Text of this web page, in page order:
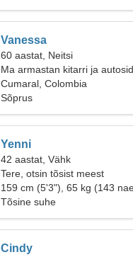
Vanessa
60 aastat, Neitsi
Ma armastan kitarri ja autosid
Cumaral, Colombia
Sõprus
Yenni
42 aastat, Vähk
Tere, otsin tõsist meest
159 cm (5'3"), 65 kg (143
Tõsine suhe
Cindy